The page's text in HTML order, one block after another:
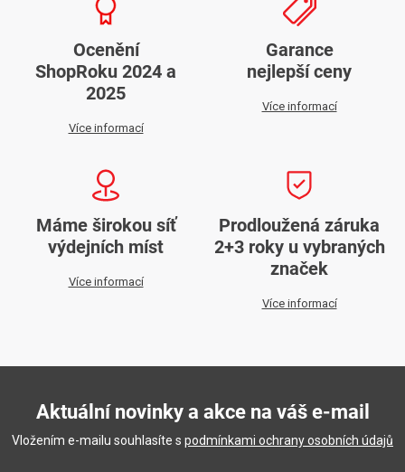
Ocenění
ShopRoku 2024 a
2025
Více informací
Garance
nejlepší ceny
Více informací
Máme širokou síť
výdejních míst
Více informací
Prodloužená záruka
2+3 roky u vybraných
značek
Více informací
Aktuální novinky a akce na váš e-mail
Vložením e-mailu souhlasíte s podmínkami ochrany osobních údajů